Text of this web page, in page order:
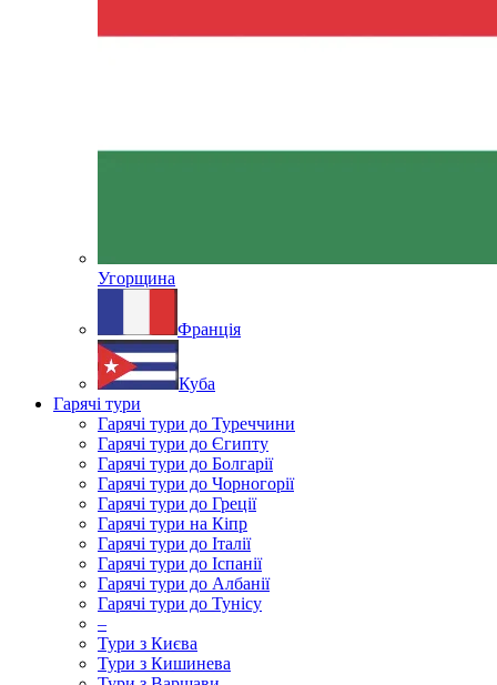
Угорщина
Франція
Куба
Гарячі тури
Гарячі тури до Туреччини
Гарячі тури до Єгипту
Гарячі тури до Болгарії
Гарячі тури до Чорногорії
Гарячі тури до Греції
Гарячі тури на Кіпр
Гарячі тури до Італії
Гарячі тури до Іспанії
Гарячі тури до Албанії
Гарячі тури до Тунісу
–
Тури з Києва
Тури з Кишинева